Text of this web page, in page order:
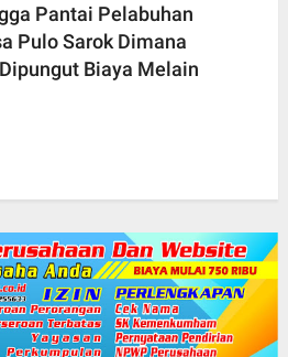
Pantai Pelabuhan
Pulo Sarok Dimana
Biaya Melain